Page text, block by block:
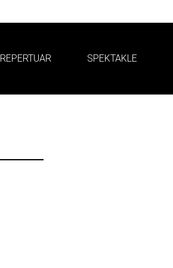
REPERTUAR SPEKTAKLE